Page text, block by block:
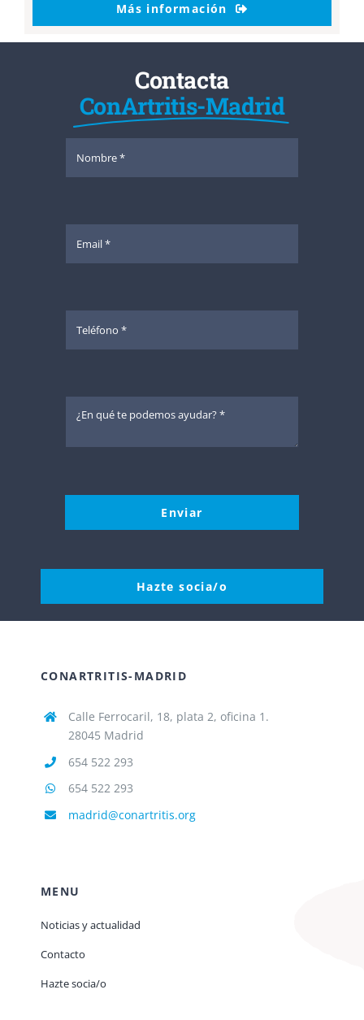
Más información
Contacta
ConArtritis-Madrid
Enviar
Hazte socia/o
CONARTRITIS-MADRID
Calle Ferrocaril, 18, plata 2, oficina 1.
28045 Madrid
654 522 293
654 522 293
madrid@conartritis.org
MENU
Noticias y actualidad
Contacto
Hazte socia/o